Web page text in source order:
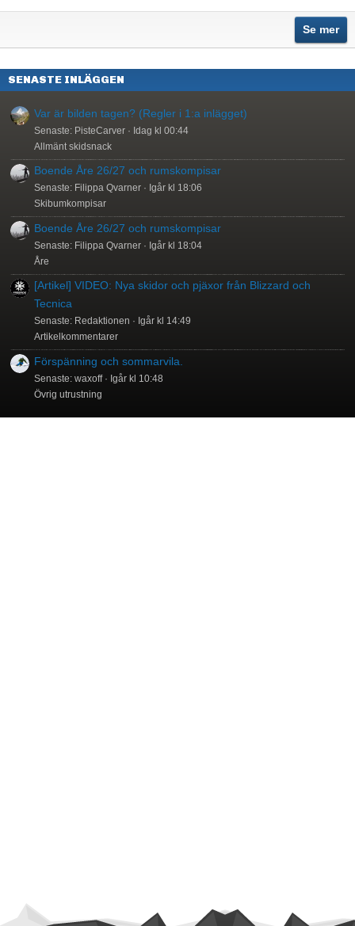
Se mer
SENASTE INLÄGGEN
Var är bilden tagen? (Regler i 1:a inlägget)
Senaste: PisteCarver
Idag kl 00:44
Allmänt skidsnack
Boende Åre 26/27 och rumskompisar
Senaste: Filippa Qvarner
Igår kl 18:06
Skibumkompisar
Boende Åre 26/27 och rumskompisar
Senaste: Filippa Qvarner
Igår kl 18:04
Åre
[Artikel] VIDEO: Nya skidor och pjäxor från Blizzard och
Tecnica
Senaste: Redaktionen
Igår kl 14:49
Artikelkommentarer
Förspänning och sommarvila.
Senaste: waxoff
Igår kl 10:48
Övrig utrustning